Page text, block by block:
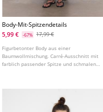
Body-Mit-Spitzendetails
5,99 €
-67% 17,99 €
Figurbetonter Body aus einer
Baumwollmischung. Carré-Ausschnitt mit
farblich passender Spitze und schmalen